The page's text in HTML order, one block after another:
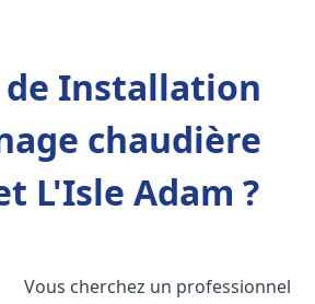
de Installation
chaudière
L'Isle Adam ?
Vous cherchez un professionnel